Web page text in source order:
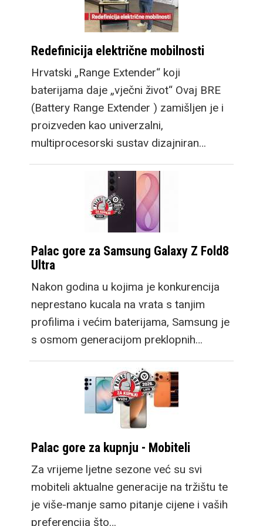
Redefinicija električne mobilnosti
Hrvatski „Range Extender“ koji
baterijama daje „vječni život“ Ovaj BRE
(Battery Range Extender ) zamišljen je i
proizveden kao univerzalni,
multiprocesorski sustav dizajniran…
Palac gore za Samsung Galaxy Z Fold8
Ultra
Nakon godina u kojima je konkurencija
neprestano kucala na vrata s tanjim
profilima i većim baterijama, Samsung je
s osmom generacijom preklopnih…
Palac gore za kupnju - Mobiteli
Za vrijeme ljetne sezone već su svi
mobiteli aktualne generacije na tržištu te
je više-manje samo pitanje cijene i vaših
preferencija što…